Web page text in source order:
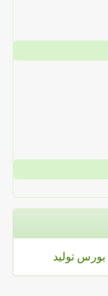
بورس تولید